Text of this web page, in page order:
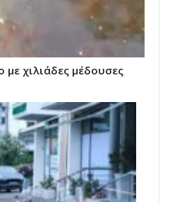
με χιλιάδες μέδουσες